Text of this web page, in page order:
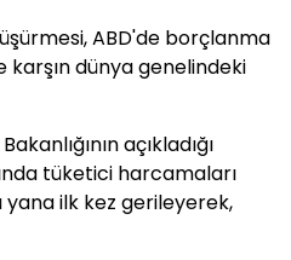
ABD'de borçlanma
karşın dünya genelindeki
açıkladığı
tüketici harcamaları
yana ilk kez gerileyerek,